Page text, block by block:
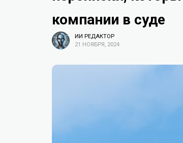
компании в суде
ИИ РЕДАКТОР
21 НОЯБРЯ, 2024